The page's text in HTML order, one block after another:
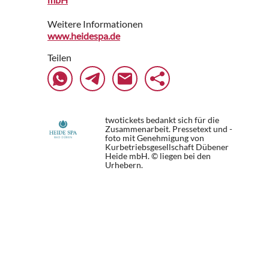
Weitere Informationen
www.heidespa.de
Teilen
twotickets bedankt sich für die
Zusammenarbeit. Pressetext und -
foto mit Genehmigung von
Kurbetriebsgesellschaft Dübener
Heide mbH. © liegen bei den
Urhebern.